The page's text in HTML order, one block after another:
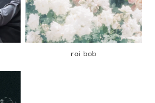
roi bob